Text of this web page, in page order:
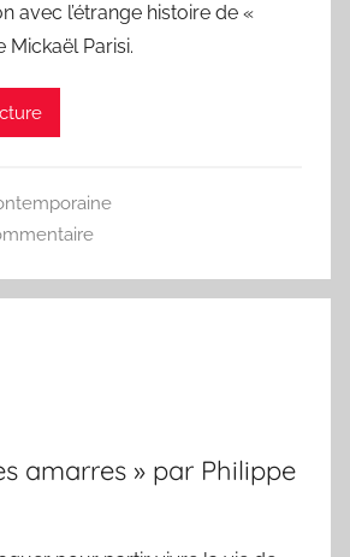
avec l’étrange histoire de «
Mickaël Parisi.
amarres » par Philippe